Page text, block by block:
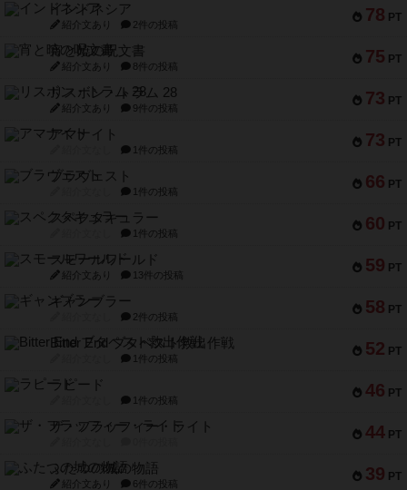
78 PT
インドネシア
紹介文あり 2件の投稿
75 PT
宵と暁の呪文書
紹介文あり 8件の投稿
73 PT
リスボン・トラム 28
紹介文あり 9件の投稿
73 PT
アマナイト
1件の投稿
66 PT
ブラヴェスト
1件の投稿
60 PT
スペクタキュラー
1件の投稿
59 PT
スモールワールド
紹介文あり 13件の投稿
58 PT
ギャンブラー
2件の投稿
52 PT
Bitter End ブタペスト救出作戦
1件の投稿
46 PT
ラピード
1件の投稿
44 PT
ザ・フラッフィー・ライト
39 PT
ふたつの城の物語
紹介文あり 6件の投稿